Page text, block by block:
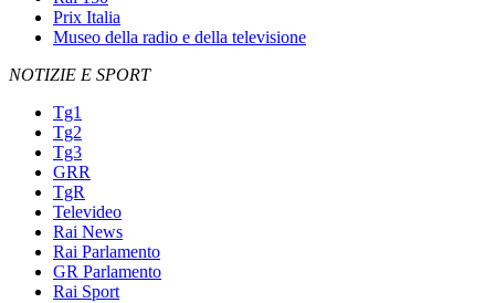
Prix Italia
Museo della radio e della televisione
NOTIZIE E SPORT
Tg1
Tg2
Tg3
GRR
TgR
Televideo
Rai News
Rai Parlamento
GR Parlamento
Rai Sport